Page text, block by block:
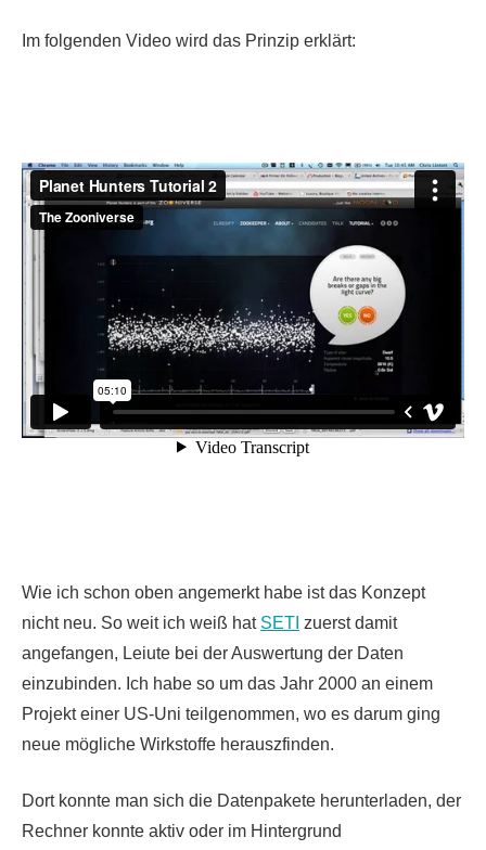
Im folgenden Video wird das Prinzip erklärt:
Wie ich schon oben angemerkt habe ist das Konzept
nicht neu. So weit ich weiß hat SETI zuerst damit
angefangen, Leiute bei der Auswertung der Daten
einzubinden. Ich habe so um das Jahr 2000 an einem
Projekt einer US-Uni teilgenommen, wo es darum ging
neue mögliche Wirkstoffe herauszfinden.
Dort konnte man sich die Datenpakete herunterladen, der
Rechner konnte aktiv oder im Hintergrund